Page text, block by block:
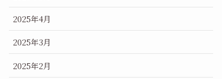
2025年4月
2025年3月
2025年2月